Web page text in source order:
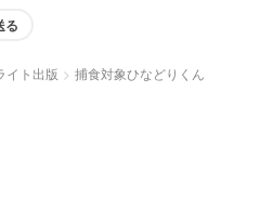
る
イト出版 捕食対象ひなどりくん